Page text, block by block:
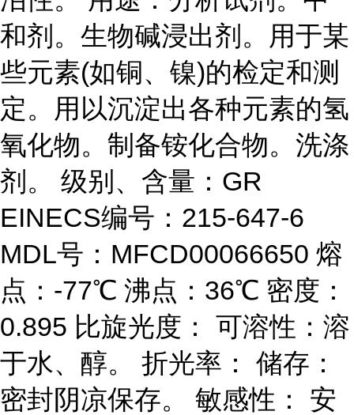
和剂。生物碱浸出剂。用于某
些元素(如铜、镍)的检定和测
定。用以沉淀出各种元素的氢
氧化物。制备铵化合物。洗涤
剂。 级别、含量：GR
EINECS编号：215-647-6
MDL号：MFCD00066650 熔
点：-77℃ 沸点：36℃ 密度：
0.895 比旋光度： 可溶性：溶
于水、醇。 折光率： 储存：
密封阴凉保存。 敏感性： 安